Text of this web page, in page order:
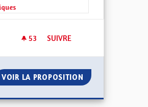
ÉLUS ALSACIENS
POUR LES ÉLUS ALSACIENS
53 53 ABONNÉS
SUIVRE
VOIR LA PROPOSITION UNE RÉELLE